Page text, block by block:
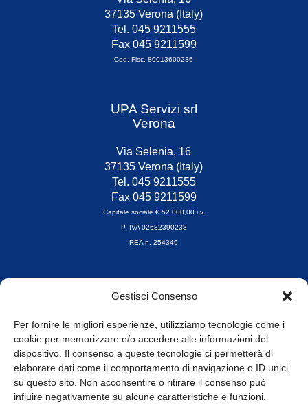
Gestisci Consenso
Per fornire le migliori esperienze, utilizziamo tecnologie come i
cookie per memorizzare e/o accedere alle informazioni del
dispositivo. Il consenso a queste tecnologie ci permetterà di
elaborare dati come il comportamento di navigazione o ID unici
su questo sito. Non acconsentire o ritirare il consenso può
influire negativamente su alcune caratteristiche e funzioni.
37135 Verona (Italy)
Tel. 045 9211555
Fax 045 9211599
Cod. Fisc. 80013600236
UPA Servizi srl
Verona
Via Selenia, 16
37135 Verona (Italy)
Tel. 045 9211555
Fax 045 9211599
Capitale sociale € 52.000,00 i.v.
P. IVA 02682390238
REA n. 254349
Orari di apertura
8.30-13.00 / 14.00-17.30
Whistleblowing
© Tutti i diritti riservati